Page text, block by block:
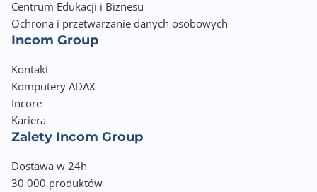
Centrum Edukacji i Biznesu
Ochrona i przetwarzanie danych osobowych
Incom Group
Kontakt
Komputery ADAX
Incore
Kariera
Zalety Incom Group
Dostawa w 24h
30 000 produktów